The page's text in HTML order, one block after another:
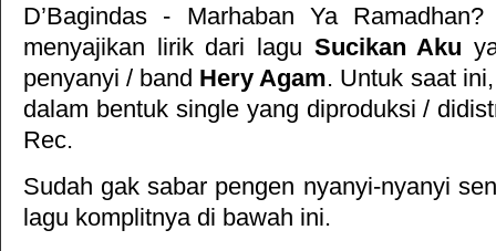
D’Bagindas - Marhaban Ya Ramadhan?
menyajikan lirik dari lagu Sucikan Aku
penyanyi / band Hery Agam. Untuk saat
dalam bentuk single yang diproduksi /
Rec.
Sudah gak sabar pengen nyanyi-nyanyi
lagu komplitnya di bawah ini.